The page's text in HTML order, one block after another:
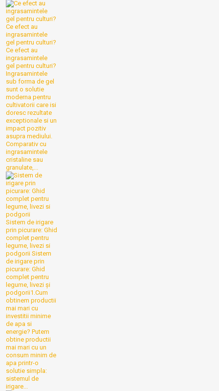
Ce efect au
ingrasamintele
gel pentru culturi?
Ce efect au
ingrasamintele
gel pentru culturi?
Ingrasamintele
sub forma de gel
sunt o solutie
moderna pentru
cultivatorii care isi
doresc rezultate
exceptionale si un
impact pozitiv
asupra mediului.
Comparativ cu
ingrasamintele
cristaline sau
granulate,...
Sistem de irigare
prin picurare: Ghid
complet pentru
legume, livezi si
podgoriiSistem
de irigare prin
picurare: Ghid
complet pentru
legume, livezi și
podgorii1.Cum
obtinem productii
mai mari cu
investitii minime
de apa si
energie? Putem
obtine productii
mai mari cu un
consum minim de
apa printr-o
solutie simpla:
sistemul de
irigare...